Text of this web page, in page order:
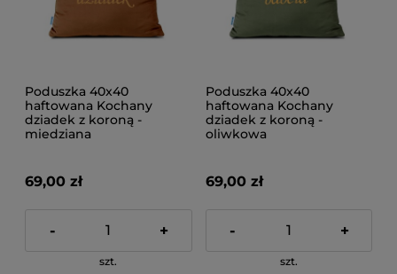
Poduszka 40x40
haftowana Kochany
dziadek z koroną -
miedziana
69,00 zł
- +
szt.
Poduszka 40x40
haftowana Kochany
dziadek z koroną -
oliwkowa
69,00 zł
- +
szt.